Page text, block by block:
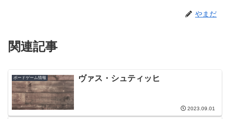
やまだ
関連記事
ボードゲーム情報 ヴァス・シュティッヒ
2023.09.01